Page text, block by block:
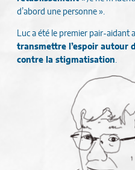
d’abord une personne ».
Luc a été le premier pair-aidant
transmettre l’espoir autour
contre la stigmatisation.